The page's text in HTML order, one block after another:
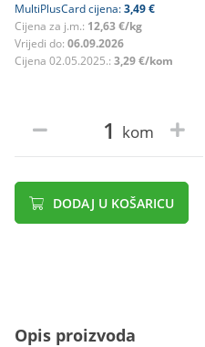
MultiPlusCard cijena:3,49 €
Cijena za j.m.: 12,63 €/kg
Vrijedi do: 06.09.2026
Cijena 02.05.2025.: 3,29 €/kom
kom
DODAJ U KOŠARICU
Opis proizvoda